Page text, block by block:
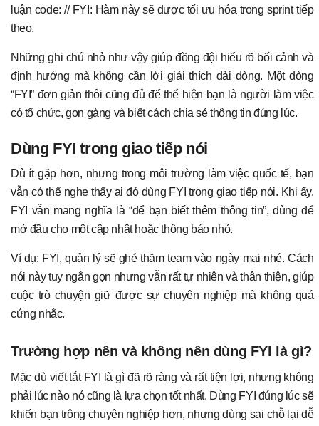
luận code: // FYI: Hàm này sẽ được tối ưu hóa trong sprint tiếp
theo.
Những ghi chú nhỏ như vậy giúp đồng đội hiểu rõ bối cảnh và
định hướng mà không cần lời giải thích dài dòng. Một dòng
“FYI” đơn giản thôi cũng đủ để thể hiện bạn là người làm việc
có tổ chức, gọn gàng và biết cách chia sẻ thông tin đúng lúc.
Dùng FYI trong giao tiếp nói
Dù ít gặp hơn, nhưng trong môi trường làm việc quốc tế, bạn
vẫn có thể nghe thấy ai đó dùng FYI trong giao tiếp nói. Khi ấy,
FYI vẫn mang nghĩa là “để bạn biết thêm thông tin”, dùng để
mở đầu cho một cập nhật hoặc thông báo nhỏ.
Ví dụ: FYI, quản lý sẽ ghé thăm team vào ngày mai nhé. Cách
nói này tuy ngắn gọn nhưng vẫn rất tự nhiên và thân thiện, giúp
cuộc trò chuyện giữ được sự chuyên nghiệp mà không quá
cứng nhắc.
Trường hợp nên và không nên dùng FYI là gì?
Mặc dù viết tắt FYI là gì đã rõ ràng và rất tiện lợi, nhưng không
phải lúc nào nó cũng là lựa chọn tốt nhất. Dùng FYI đúng lúc sẽ
khiến bạn trông chuyên nghiệp hơn, nhưng dùng sai chỗ lại dễ